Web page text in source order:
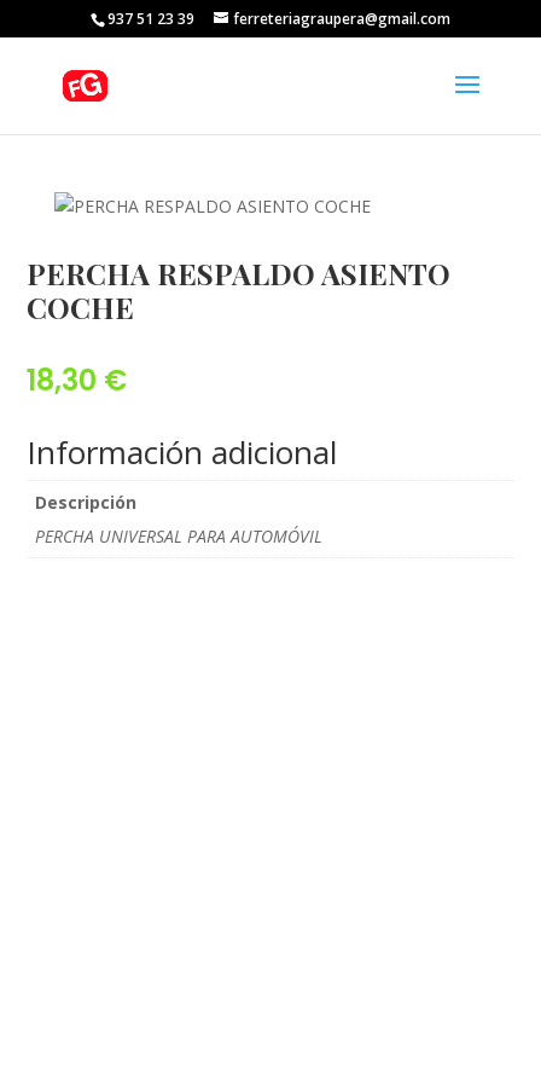
937 51 23 39 ferreteriagraupera@gmail.com
PERCHA RESPALDO ASIENTO
COCHE
18,30 €
Información adicional
Descripción
PERCHA UNIVERSAL PARA AUTOMÓVIL